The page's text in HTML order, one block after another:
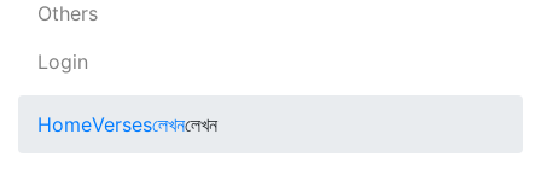
Others
Login
HomeVersesলেখনলেখন